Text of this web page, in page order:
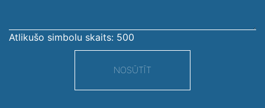
Atlikušo simbolu skaits: 500
NOSŪTĪT